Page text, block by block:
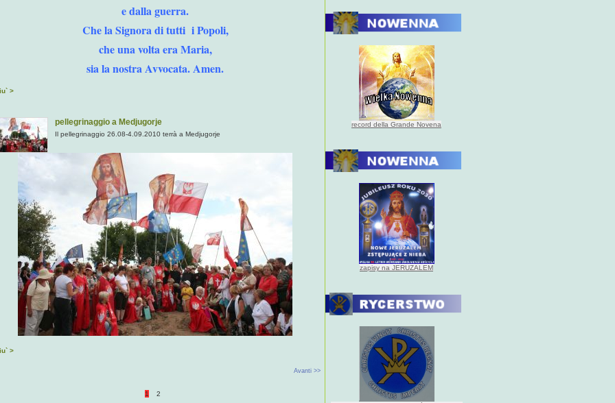
e dalla guerra.
Che la Signora di tutti i Popoli,
che una volta era Maria,
sia la nostra Avvocata. Amen.
>
pellegrinaggio a Medjugorje
Il pellegrinaggio 26.08-4.09.2010 terrà a Medjugorje
>
Avanti >>
1 2
record della Grande Novena
zapisy na JERUZALEM